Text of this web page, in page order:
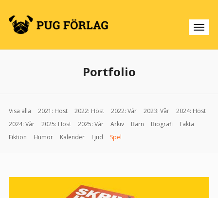
Portfolio
Visa alla 2021: Höst 2022: Höst 2022: Vår 2023: Vår
2024: Höst
2024: Vår
2025: Höst 2025: Vår Arkiv Barn Biografi
Fakta
Fiktion
Humor Kalender Ljud Spel